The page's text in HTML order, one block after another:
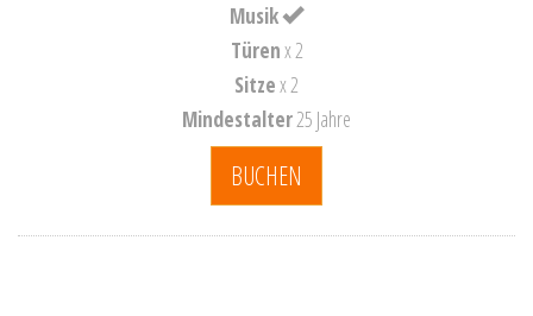
Musik
Türenx 2
Sitzex 2
Mindestalter25 Jahre
BUCHEN